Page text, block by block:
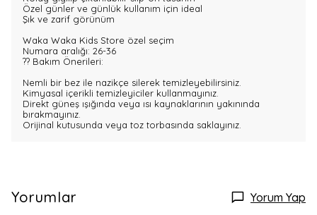
Özel günler ve günlük kullanım için ideal
Şık ve zarif görünüm
Waka Waka Kids Store özel seçim
Numara aralığı: 26-36
?? Bakım Önerileri:
Nemli bir bez ile nazikçe silerek temizleyebilirsiniz.
Kimyasal içerikli temizleyiciler kullanmayınız.
Direkt güneş ışığında veya ısı kaynaklarının yakınında
bırakmayınız.
Orijinal kutusunda veya toz torbasında saklayınız.
Yorumlar Yorum Yap